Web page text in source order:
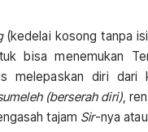
(kedelai kosong tanpa
bisa menemukan
melepaskan diri dari
(berserah diri),
tajam Sir-nya